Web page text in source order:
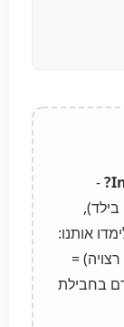
-
5+ (תלוי בילד),
אותנו:
=
בחבילת